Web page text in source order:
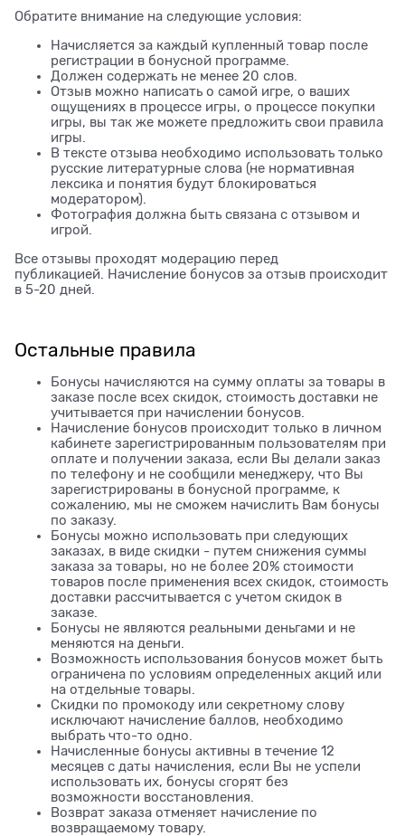
Обратите внимание на следующие условия:
Начисляется за каждый купленный товар после
регистрации в бонусной программе.
Должен содержать не менее 20 слов.
Отзыв можно написать о самой игре, о ваших
ощущениях в процессе игры, о процессе покупки
игры, вы так же можете предложить свои правила
игры.
В тексте отзыва необходимо использовать только
русские литературные слова (не нормативная
лексика и понятия будут блокироваться
модератором).
Фотография должна быть связана с отзывом и
игрой.
Все отзывы проходят модерацию перед
публикацией. Начисление бонусов за отзыв происходит
в 5-20 дней.
Остальные правила
Бонусы начисляются на сумму оплаты за товары в
заказе после всех скидок, стоимость доставки не
учитывается при начислении бонусов.
Начисление бонусов происходит только в личном
кабинете зарегистрированным пользователям при
оплате и получении заказа, если Вы делали заказ
по телефону и не сообщили менеджеру, что Вы
зарегистрированы в бонусной программе, к
сожалению, мы не сможем начислить Вам бонусы
по заказу.
Бонусы можно использовать при следующих
заказах, в виде скидки - путем снижения суммы
заказа за товары, но не более 20% стоимости
товаров после применения всех скидок, стоимость
доставки рассчитывается с учетом скидок в
заказе.
Бонусы не являются реальными деньгами и не
меняются на деньги.
Возможность использования бонусов может быть
ограничена по условиям определенных акций или
на отдельные товары.
Скидки по промокоду или секретному слову
исключают начисление баллов, необходимо
выбрать что-то одно.
Начисленные бонусы активны в течение 12
месяцев с даты начисления, если Вы не успели
использовать их, бонусы сгорят без
возможности восстановления.
Возврат заказа отменяет начисление по
возвращаемому товару.